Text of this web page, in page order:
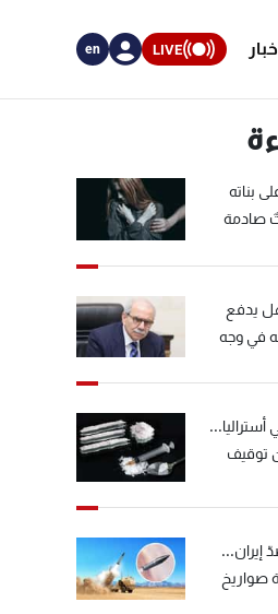
LIVE
en
بناته
صادمة
يدفع
في وجه
توقيف
إيران...
صواريخ